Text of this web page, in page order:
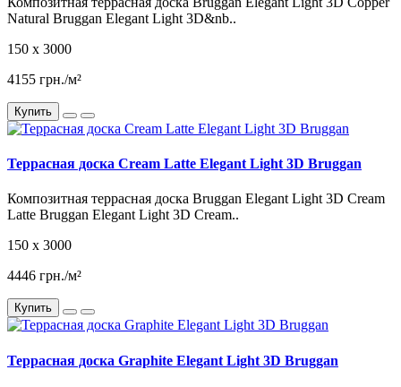
Natural Bruggan Elegant Light 3D&nb..
150 x 3000
4155 грн./м²
Купить
Террасная доска Cream Latte Elegant Light 3D Bruggan
Композитная террасная доска Bruggan Elegant Light 3D Cream
Latte Bruggan Elegant Light 3D Cream..
150 x 3000
4446 грн./м²
Купить
Террасная доска Graphite Elegant Light 3D Bruggan